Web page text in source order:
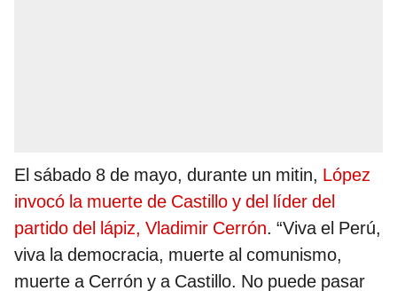
El sábado 8 de mayo, durante un mitin, López
invocó la muerte de Castillo y del líder del
partido del lápiz, Vladimir Cerrón. “Viva el Perú,
viva la democracia, muerte al comunismo,
muerte a Cerrón y a Castillo. No puede pasar